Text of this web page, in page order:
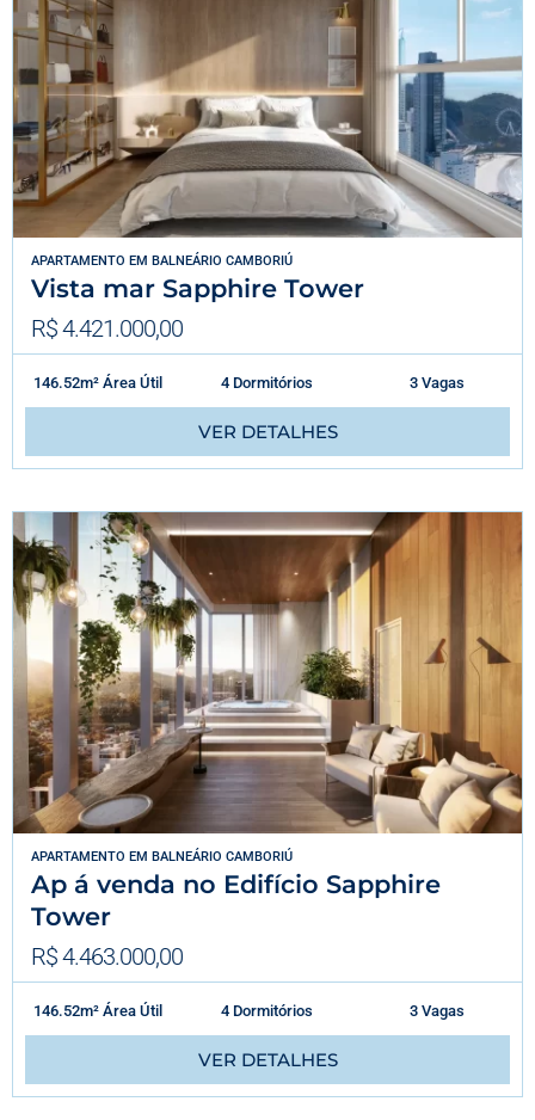
APARTAMENTO EM BALNEÁRIO CAMBORIÚ
Vista mar Sapphire Tower
R$ 4.421.000,00
146.52m² Área Útil 4 Dormitórios 3 Vagas
VER DETALHES
APARTAMENTO EM BALNEÁRIO CAMBORIÚ
Ap á venda no Edifício Sapphire
Tower
R$ 4.463.000,00
146.52m² Área Útil 4 Dormitórios 3 Vagas
VER DETALHES